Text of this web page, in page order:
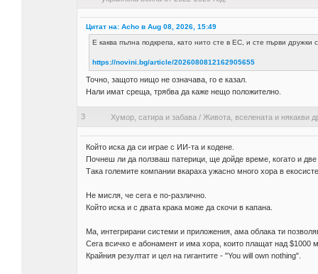
Цитат на: Acho в Aug 08, 2026, 15:49
Е каква пълна подкрепа, като нито сте в ЕС, и сте първи
https://novini.bg/article/2026080812162905655
Точно, защото нищо не означава, го е казал.
Нали имат среща, трябва да каже нещо положително.
3 Хумор, сатира и забава / Живота, вселената и някакви
Който иска да си играе с ИИ-та и кодене.
Почнеш ли да ползваш патерици, ще дойде време, когато и
Така големите компании вкараха ужасно много хора в
Не мисля, че сега е по-различно.
Който иска и с двата крака може да скочи в капана.
Ма, интегрирани системи и приложения, ама облака ти
Сега всичко е абонамент и има хора, които плащат над $1000
Крайния резултат и цел на гигантите - "You will own nothing".